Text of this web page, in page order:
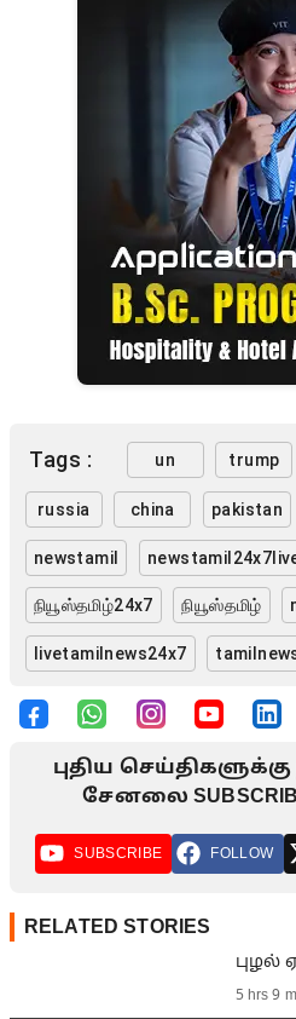
Tags : un trump
russia china pakistan
newstamil
நியூஸ்தமிழ்24x7 நியூஸ்தமிழ்
livetamilnews24x7
புதிய செய்திகளுக்கு
சேனலை
SUBSCRIBE FOLLOW
RELATED STORIES
புழல்
5 hrs 9